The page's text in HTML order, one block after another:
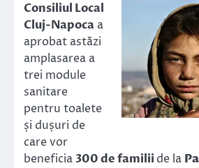
Consiliul Local
Cluj-Napoca a
aprobat astăzi
amplasarea a
trei module
sanitare
pentru toalete
și dușuri de
care vor
beneficia 300 de familii de la